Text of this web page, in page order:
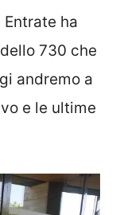
Entrate ha
730 che
andremo a
e le ultime